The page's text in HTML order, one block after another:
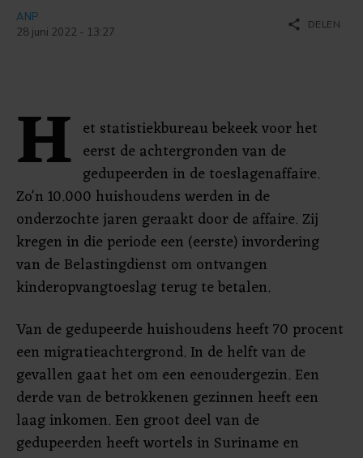
ANP
28 juni 2022 - 13:27
share DELEN
H et statistiekbureau bekeek voor het
eerst de achtergronden van de
gedupeerden in de toeslagenaffaire.
Zo'n 10.000 huishoudens werden in de
onderzochte jaren geraakt door de affaire. Zij
kregen in die periode een (eerste) invordering
van de Belastingdienst om ontvangen
kinderopvangtoeslag terug te betalen.
Van de gedupeerde huishoudens heeft 70 procent
een migratieachtergrond. In de helft van de
gevallen gaat het om een eenoudergezin. Een
derde van de betrokkenen gezinnen heeft een
laag inkomen. Een groot deel van de
gedupeerden heeft wortels in Suriname en